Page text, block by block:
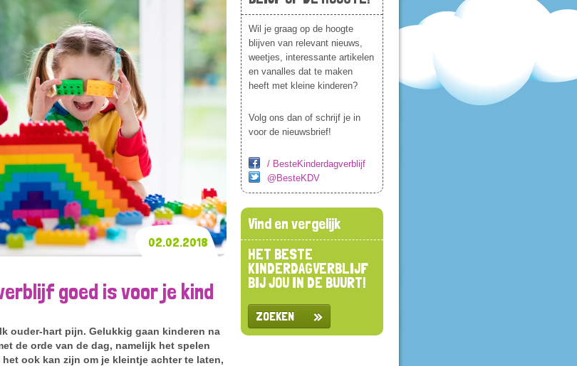
02.02.2018
goed is voor je kind
ouder-hart pijn. Gelukkig gaan kinderen na
de orde van de dag, namelijk het spelen
ook kan zijn om je kleintje achter te laten,
Wil je graag op de hoogte
blijven van relevant nieuws,
weetjes, interessante artikelen
en vanalles dat te maken
heeft met kleine kinderen?
Volg ons dan of schrijf je in
voor de nieuwsbrief!
/ BesteKinderdagverblijf
@BesteKDV
Vind en vergelijk
HET BESTE
KINDERDAGVERBLIJF
BIJ JOU IN DE BUURT!
ZOEKEN